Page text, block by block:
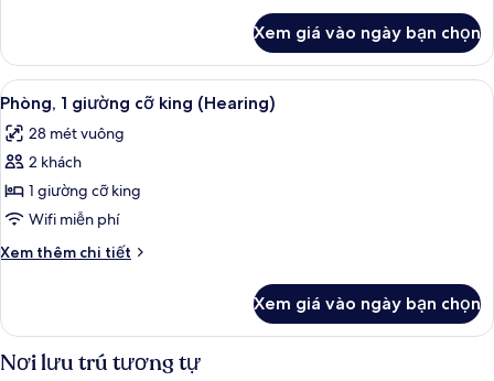
Shower)
hợp
cho
người
khuyết
tật
(Hearing)
Phòng,
giường
queen,
phù
cho
người
tật
Xem giá vào ngày bạn chọn
Xem
tất
cả
ảnh
Phòng,
1
giường
cỡ
(Hearing)
8
Phòng, 1 giường cỡ king (Hearing)
28 mét vuông
2 khách
1 giường cỡ king
Wifi miễn phí
Xem thêm chi tiết
Chi
Phòng,
1
giường
Xem giá vào ngày bạn chọn
Nơi lưu trú tương tự